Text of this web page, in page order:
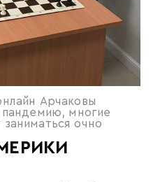
Арчаковы
многие
очно